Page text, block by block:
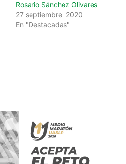
Rosario Sánchez Olivares
27 septiembre, 2020
En "Destacadas"